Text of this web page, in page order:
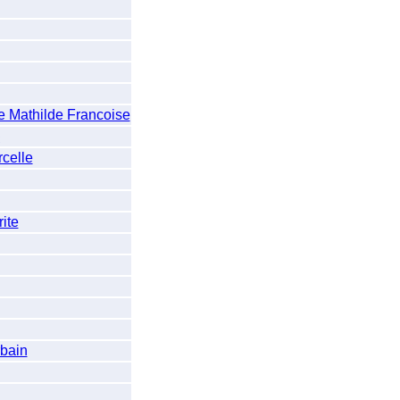
Mathilde Francoise